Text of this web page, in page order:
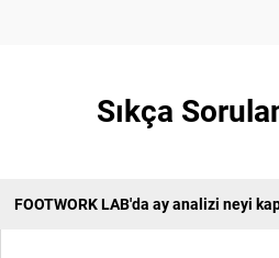
Sıkça
FOOTWORK LAB'da ay analizi neyi